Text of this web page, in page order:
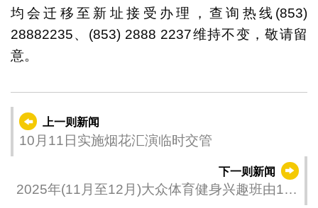
均会迁移至新址接受办理，查询热线(853)
28882235、(853) 2888 2237维持不变，敬请留
意。
上一则新闻
10月11日实施烟花汇演临时交管
下一则新闻
2025年(11月至12月)大众体育健身兴趣班由10